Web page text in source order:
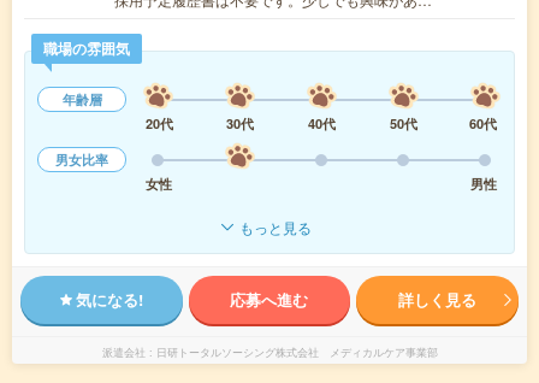
職場の雰囲気
年齢層
20代
30代 40代 50代
60代
男女比率
女性
男性
もっと見る
気になる! 応募へ進む 詳しく見る
派遣会社 日研トータルソーシング株式会社 メディカルケア事業部